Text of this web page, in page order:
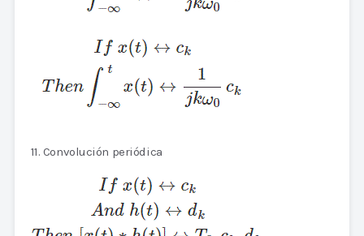
11. Convolución periódica